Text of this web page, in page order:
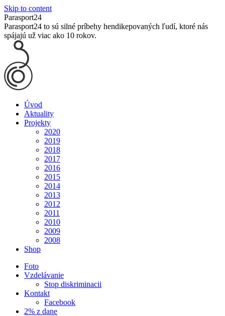
Skip to content
Parasport24
Parasport24 to sú silné príbehy hendikepovaných ľudí, ktoré nás
spájajú už viac ako 10 rokov.
Úvod
Aktuality
Projekty
2020
2019
2018
2017
2016
2015
2014
2013
2012
2011
2010
2009
2008
Shop
Foto
Vzdelávanie
Stop diskriminacii
Kontakt
Facebook
2% z dane